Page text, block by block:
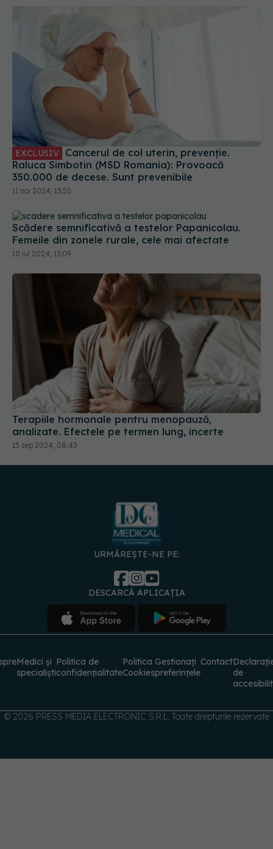
EXCLUSIV
Raluca Sîmbotin (MSD Romania): Provoacă
350.000 de decese. Sunt prevenibile
11 noi 2024, 13:55
Scădere semnificativă a testelor Papanicolau.
Femeile din zonele rurale, cele mai afectate
10 iul 2024, 13:09
Terapiile hormonale pentru menopauză,
analizate. Efectele pe termen lung, incerte
15 sep 2024, 08:43
URMĂREȘTE-NE PE:
DESCARCĂ APLICAȚIA
Medici și
specialiști
Politica de
confidențialitate
Politica
Cookies
Gestionați
preferințele
Contact
de
© 2026 PRESS MEDIA ELECTRONIC S.R.L. Toate drepturile rezervate